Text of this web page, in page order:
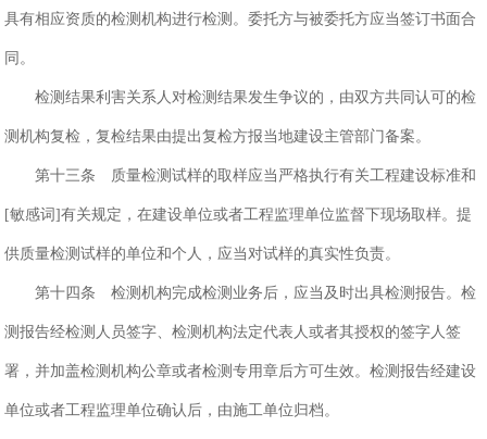
具有相应资质的检测机构进行检测。委托方与被委托方应当签订书面合
同。
检测结果利害关系人对检测结果发生争议的，由双方共同认可的检
测机构复检，复检结果由提出复检方报当地建设主管部门备案。
第十三条 质量检测试样的取样应当严格执行有关工程建设标准和
[敏感词]有关规定，在建设单位或者工程监理单位监督下现场取样。提
供质量检测试样的单位和个人，应当对试样的真实性负责。
第十四条 检测机构完成检测业务后，应当及时出具检测报告。检
测报告经检测人员签字、检测机构法定代表人或者其授权的签字人签
署，并加盖检测机构公章或者检测专用章后方可生效。检测报告经建设
单位或者工程监理单位确认后，由施工单位归档。